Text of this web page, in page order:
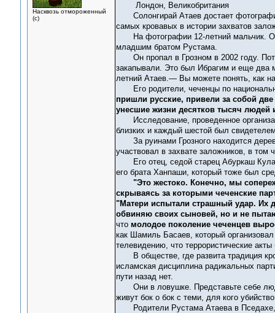
Насквозь отмороженный
(с)
Лондон, Великобритания
Солонгирай Атаев достает
самых кровавых в истории захватов
На фотографии 12-летний мальчик. Он
младшим братом Рустама.
Он пропал в Грозном в 2002 году.
закапывали. Это был Ибрагим и еще два
летний Атаев.— Вы можете понять, как
Его родители, чеченцы по
пришли русские, привели за собой
унесшие жизни десятков тысяч людей
Исследование, проведенное
близких и каждый шестой был
За руинами Грозного находится
участвовал в захвате заложников, в
Его отец, седой старец Абуркаш
его брата Ханпаши, который тоже был
"Это жестоко. Конечно, мы
скрываясь за которыми чеченские
"Матери испытали страшный удар. Их
обвиняю своих сыновей, но и не
что молодое поколение чеченцев
как Шамиль Басаев, который
телевидению, что террористические
В обществе, где развита традиция
исламская дисциплина радикальных
пути назад нет.
Они в ловушке. Представьте себе
живут бок о бок с теми, для кого
Родители Рустама Атаева в Пседахе,